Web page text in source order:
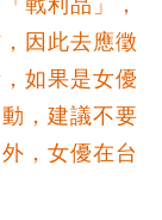
放假情形一
下台：認
明晨 北部風
造不雅影
因此去應徵
如果是女優
，建議不要
，女優在台